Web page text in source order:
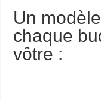
Un
chaque
vôtre :